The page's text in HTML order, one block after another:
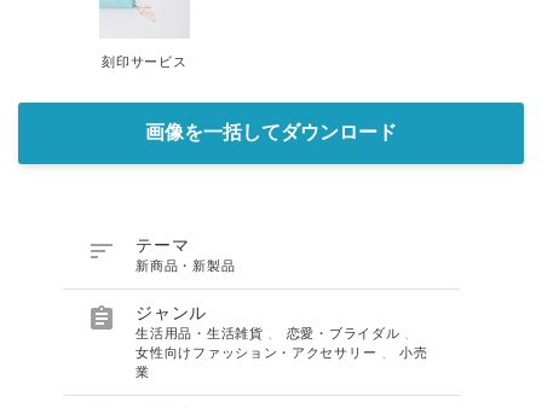
刻印サービス
画像を一括してダウンロード
 テーマ
新商品・新製品
 ジャンル
生活用品・生活雑貨 恋愛・ブライダル
女性向けファッション・アクセサリー
、小売
業
English